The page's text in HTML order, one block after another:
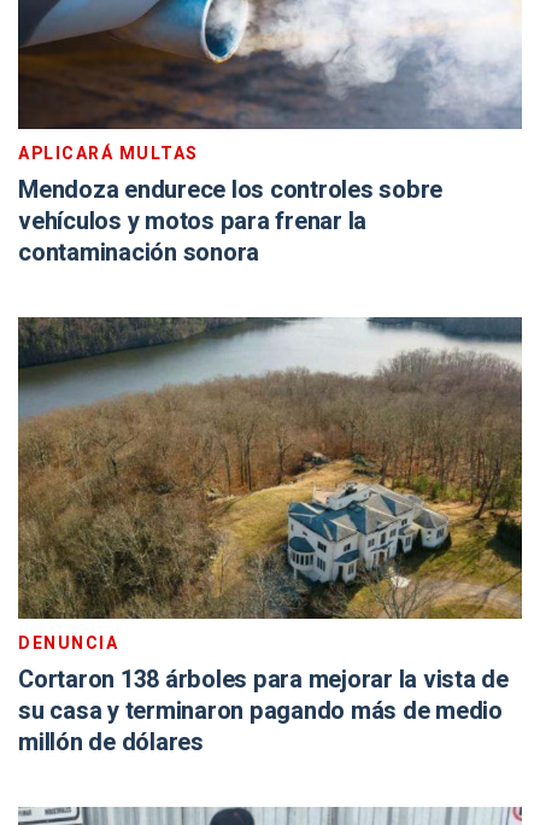
APLICARÁ MULTAS
Mendoza endurece los controles sobre
vehículos y motos para frenar la
contaminación sonora
DENUNCIA
Cortaron 138 árboles para mejorar la vista de
su casa y terminaron pagando más de medio
millón de dólares